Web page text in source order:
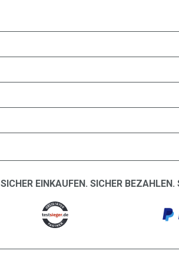
SICHER EINKAUFEN. SICHER BEZAHLEN.